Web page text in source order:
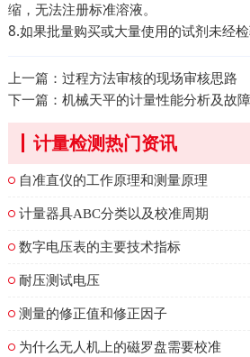
缩，无法注册标准溶液。
8.如果批量购买或大量使用的试剂未经
上一篇： 过程方法审核的现场审核思路
下一篇： 机械天平的计量性能分析及故
计量检测热门资讯
自准直仪的工作原理和测量原理
计量器具ABC分类以及校准周期
数字电压表的主要技术指标
耐压测试电压
测量的修正值和修正因子
为什么无人机上的磁罗盘需要校准